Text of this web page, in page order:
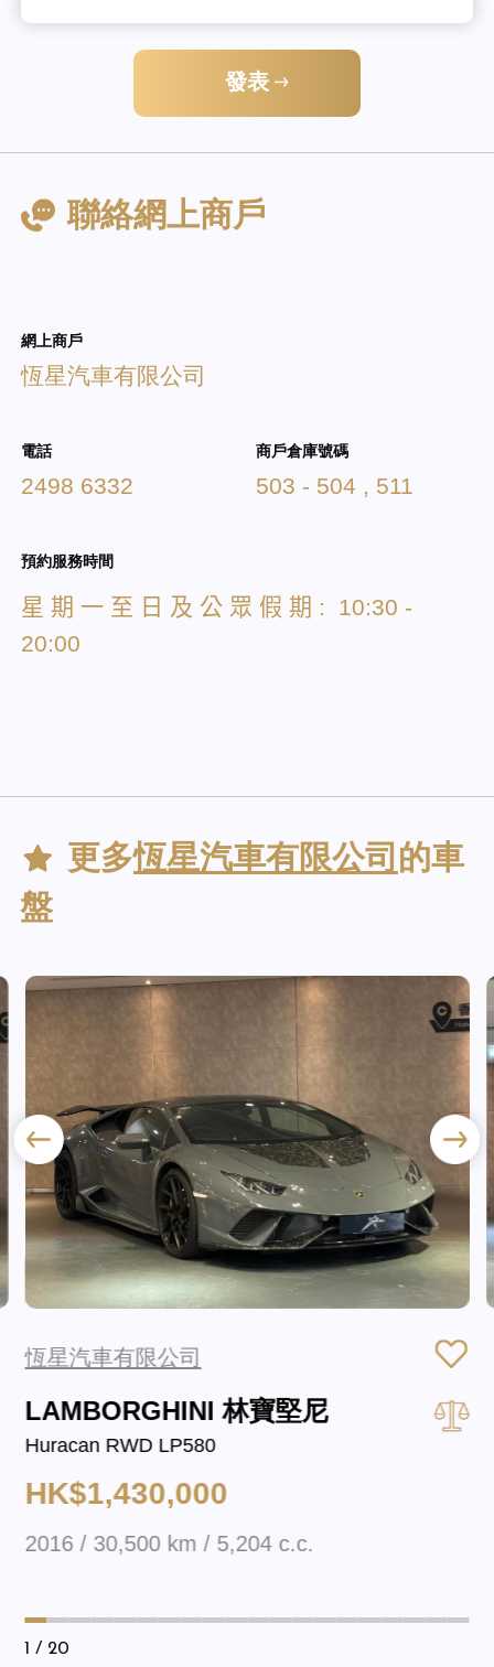
發表
聯絡網上商戶
網上商戶
恆星汽車有限公司
電話
2498 6332
商戶倉庫號碼
503 - 504 , 511
預約服務時間
星 期 一 至 日 及 公 眾 假 期 : 10:30 -
20:00
更多恆星汽車有限公司 的車
盤
恆星汽車有限公司
LAMBORGHINI 林寶堅尼
Huracan RWD LP580
HK$1,430,000
2016 / 30,500 km / 5,204 c.c.
1 / 20